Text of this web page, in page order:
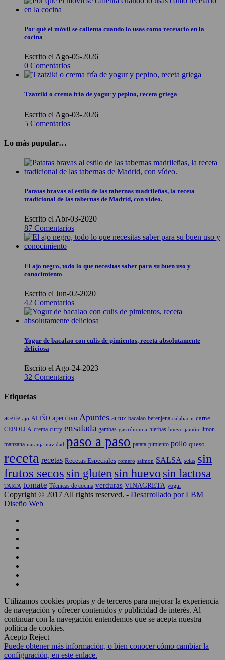
Por qué el móvil se calienta cuando lo usas como recetario en la
cocina
Escrito el Ago-05-2026
0 Comentarios
Tzatziki o crema fría de yogur y pepino, receta griega
Escrito el Ago-03-2026
5 Comentarios
Lo más pupular…
Patatas bravas al estilo de las tabernas madrileñas, la receta
tradicional de las tabernas de Madrid, con vídeo.
Escrito el Abr-03-2020
87 Comentarios
El ajo negro, todo lo que necesitas saber para su buen uso y
conocimiento
Escrito el Jun-02-2020
42 Comentarios
Yogur de bacalao con culis de pimientos, receta absolutamente
deliciosa
Escrito el Ago-24-2023
32 Comentarios
Etiquetas
aceite ajo ALIÑO aperitivo Apuntes arroz bacalao berenjena calabacin carne
CEBOLLA crema curry ensalada gambas gastrónomia hierbas huevo jamón limon
manzana naranja navidad paso a paso patata pimiento pollo queso
receta recetas Recetas Especiales romero salmon SALSA setas sin
frutos secos sin gluten sin huevo sin lactosa
TARTA tomate Técnicas de cocina verduras VINAGRETA yogur
Copyright © 2017 All rights reserved. - Desarrollado por LBM
Diseño Web
Utilizamos cookies propias y de terceros para mejorar la experiencia
de navegación y ofrecer contenidos y publicidad de interés. Al
continuar con la navegación entendemos que se acepta nuestra
política de cookies.
Acepto Reject
Puede obtener más información, o bien conocer cómo cambiar la
configuración, en este enlace.